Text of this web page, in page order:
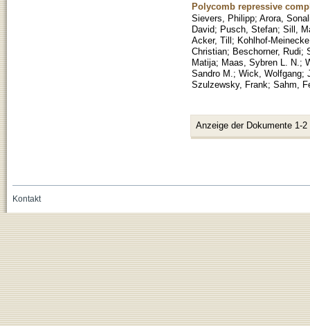
Polycomb repressive
Sievers, Philipp; Arora,
David; Pusch, Stefan; Sill,
Acker, Till; Kohlhof-
Christian; Beschorner, Rudi;
Matija; Maas, Sybren L. N. ;
Sandro M. ; Wick, Wolfgang;
Szulzewsky, Frank; Sahm,
Anzeige der Dokumente 1-2
Kontakt